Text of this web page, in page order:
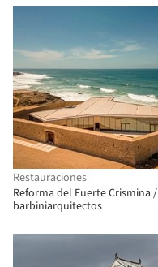
Restauraciones
Reforma del Fuerte Crismina /
barbiniarquitectos